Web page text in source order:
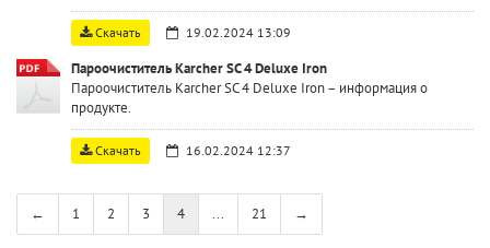
Скачать 19.02.2024 13:09
Пароочиститель Karcher SC 4 Deluxe Iron
Пароочиститель Karcher SC 4 Deluxe Iron – информация о
продукте.
Скачать 16.02.2024 12:37
← 1 2 3 4 ... 21 →